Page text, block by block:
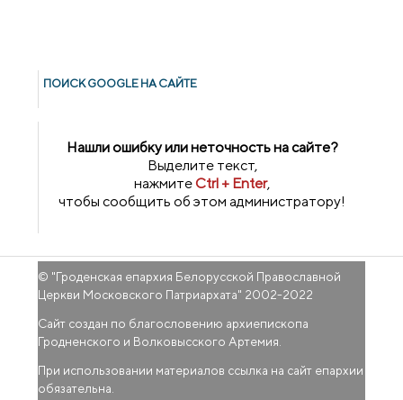
ПОИСК GOОGLE НА САЙТЕ
Нашли ошибку или неточность на сайте?
Выделите текст,
нажмитеCtrl + Enter,
чтобы сообщить об этом администратору!
© "Гроденская епархия Белорусской Православной
Церкви Московского Патриархата" 2002-2022
Сайт создан по благословению архиепископа
Гродненского и Волковысского Артемия.
При использовании материалов ссылка на сайт епархии
обязательна.